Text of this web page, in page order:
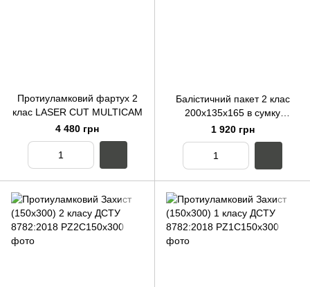
Протиуламковий фартух 2
клас LASER CUT MULTICAM
4 480 грн
Балістичний пакет 2 клас
200х135х165 в сумку
напашник
1 920 грн